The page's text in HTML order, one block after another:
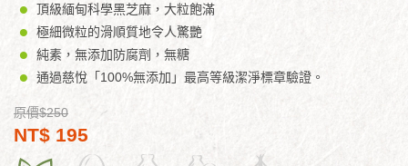
頂級緬甸科學黑芝麻，大粒飽滿
極細微粒的滑順質地令人驚艷
純素，無添加防腐劑，無糖
通過慈悅「100%無添加」最高等級潔淨標章驗證。
原價$250
NT$ 195